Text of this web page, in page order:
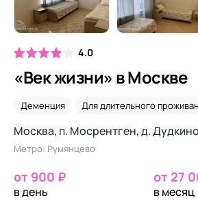
4.0
«Век жизни» в Москве
Деменция Для длительного
Москва, п. Мосрентген, д.
Метро: Румянцево
от 900 ₽
в день
от 27
в месяц